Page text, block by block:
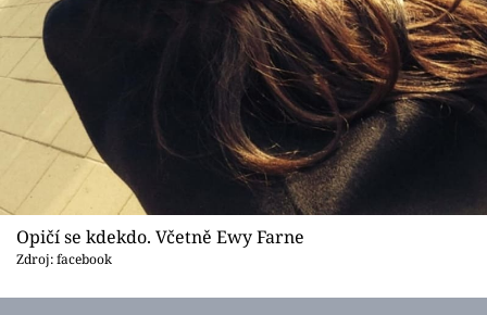
Opičí se kdekdo. Včetně Ewy Farne
Zdroj: facebook